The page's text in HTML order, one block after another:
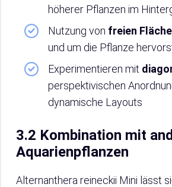
höherer Pflanzen im
Nutzung von freien
und um die Pflanze
Experimentieren mit
perspektivischen
dynamische Layouts
3.2 Kombination mit
Aquarienpflanzen
Alternanthera reineckii Mini lässt